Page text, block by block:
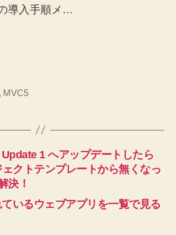
導入手順メ…
MVC5
1 へアップデートしたら
クトテンプレートから無くなっ
決！
いるウェブアプリを一覧で見る